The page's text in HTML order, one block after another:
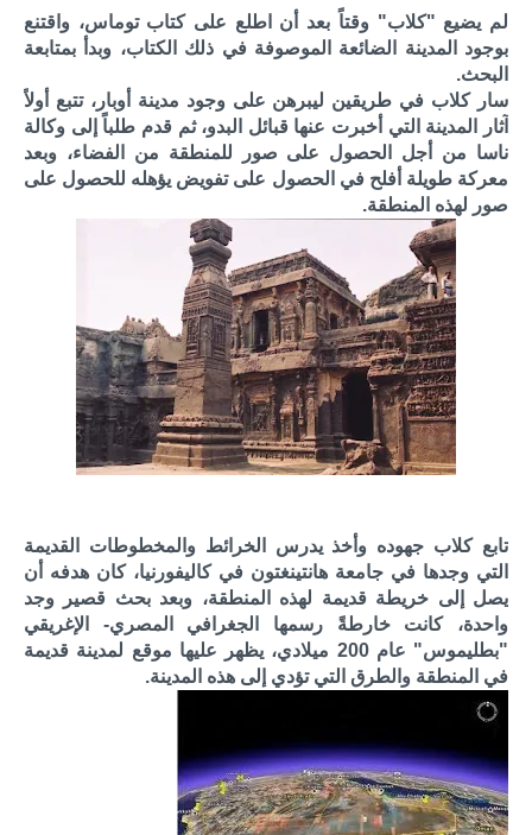
لم يضيع "كلاب" وقتاً بعد أن اطلع على كتاب توماس، واقتنع
بوجود المدينة الضائعة الموصوفة في ذلك الكتاب، وبدأ بمتابعة
البحث.
سار كلاب في طريقين ليبرهن على وجود مدينة أوبار، تتبع أولاً
آثار المدينة التي أخبرت عنها قبائل البدو، ثم قدم طلباً إلى وكالة
ناسا من أجل الحصول على صور للمنطقة من الفضاء، وبعد
معركة طويلة أفلح في الحصول على تفويض يؤهله للحصول على
صور لهذه المنطقة.
تابع كلاب جهوده وأخذ يدرس الخرائط والمخطوطات القديمة
التي وجدها في جامعة هانتينغتون في كاليفورنيا، كان هدفه أن
يصل إلى خريطة قديمة لهذه المنطقة، وبعد بحث قصير وجد
واحدة، كانت خارطةً رسمها الجغرافي المصري- الإغريقي
"بطليموس" عام 200 ميلادي، يظهر عليها موقع لمدينة قديمة
في المنطقة والطرق التي تؤدي إلى هذه المدينة.